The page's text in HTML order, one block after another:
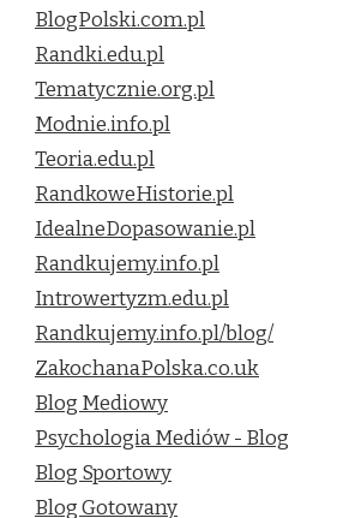
BlogPolski.com.pl
Randki.edu.pl
Tematycznie.org.pl
Modnie.info.pl
Teoria.edu.pl
RandkoweHistorie.pl
IdealneDopasowanie.pl
Randkujemy.info.pl
Introwertyzm.edu.pl
Randkujemy.info.pl/blog/
ZakochanaPolska.co.uk
Blog Mediowy
Psychologia Mediów - Blog
Blog Sportowy
Blog Gotowany